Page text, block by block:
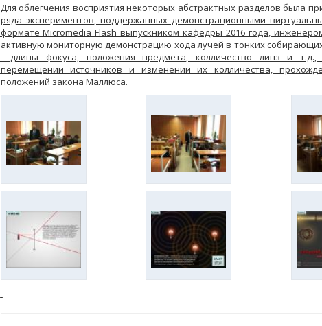
Для облегчения восприятия некоторых абстрактных разделов была
ряда экспериментов, поддержанных демонстрационными
формате Micromedia Flash выпускником кафедры 2016 года,
активную мониторную демонстрацию хода лучей в тонких
- длины фокуса, положения предмета, колличество линз и
перемещении источников и изменении их колличества,
положений закона Маллюса.